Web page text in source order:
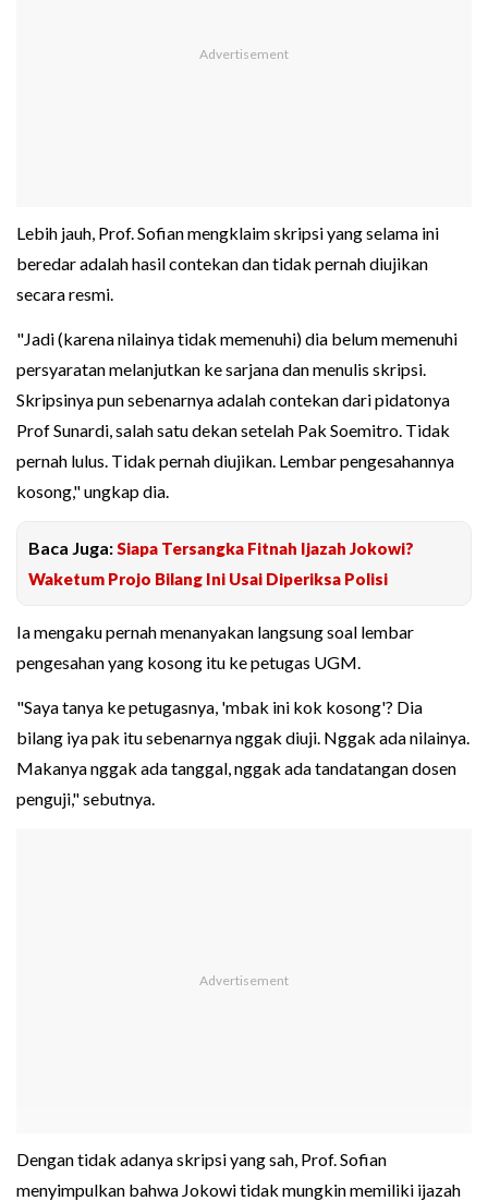
Lebih jauh, Prof. Sofian mengklaim skripsi yang selama ini
beredar adalah hasil contekan dan tidak pernah diujikan
secara resmi.
"Jadi (karena nilainya tidak memenuhi) dia belum memenuhi
persyaratan melanjutkan ke sarjana dan menulis skripsi.
Skripsinya pun sebenarnya adalah contekan dari pidatonya
Prof Sunardi, salah satu dekan setelah Pak Soemitro. Tidak
pernah lulus. Tidak pernah diujikan. Lembar pengesahannya
kosong," ungkap dia.
Baca Juga:Siapa Tersangka Fitnah Ijazah Jokowi?
Waketum Projo Bilang Ini Usai Diperiksa Polisi
Ia mengaku pernah menanyakan langsung soal lembar
pengesahan yang kosong itu ke petugas UGM.
"Saya tanya ke petugasnya, 'mbak ini kok kosong'? Dia
bilang iya pak itu sebenarnya nggak diuji. Nggak ada nilainya.
Makanya nggak ada tanggal, nggak ada tandatangan dosen
penguji," sebutnya.
Dengan tidak adanya skripsi yang sah, Prof. Sofian
menyimpulkan bahwa Jokowi tidak mungkin memiliki ijazah